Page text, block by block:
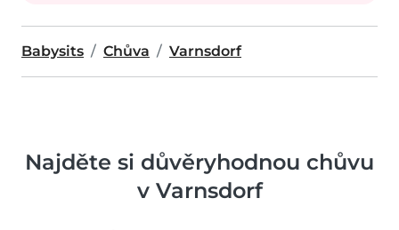
Babysits Chůva Varnsdorf
Najděte si důvěryhodnou chůvu
v Varnsdorf